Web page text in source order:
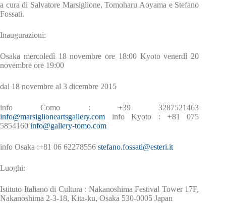
a cura di Salvatore Marsiglione, Tomoharu Aoyama e Stefano
Fossati.
Inaugurazioni:
Osaka mercoledì 18 novembre ore 18:00 Kyoto venerdì 20
novembre ore 19:00
dal 18 novembre al 3 dicembre 2015
info Como : +39 3287521463
info@marsiglioneartsgallery.com info Kyoto : +81 075
5854160 info@gallery-tomo.com
info Osaka :+81 06 62278556 stefano.fossati@esteri.it
Luoghi:
Istituto Italiano di Cultura : Nakanoshima Festival Tower 17F,
Nakanoshima 2-3-18, Kita-ku, Osaka 530-0005 Japan